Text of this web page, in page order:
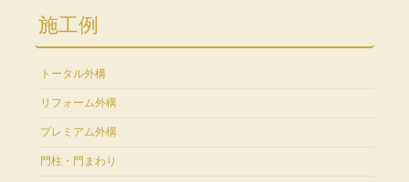
施工例
トータル外構
リフォーム外構
プレミアム外構
門柱・門まわり